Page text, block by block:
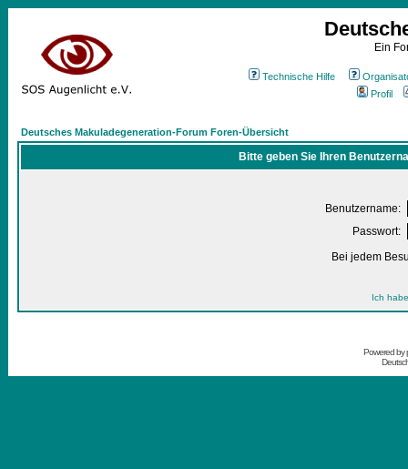
Ein
Technische Hilfe
Profil
Deutsches Makuladegeneration-Forum Foren-Übersicht
Bitte geben Sie Ihren
Benutzername:
Passwort:
Bei jedem
Ich
Powered by